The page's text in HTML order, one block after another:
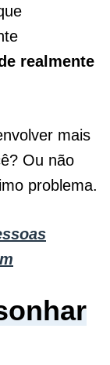
realmente
mais
Ou não
problema.